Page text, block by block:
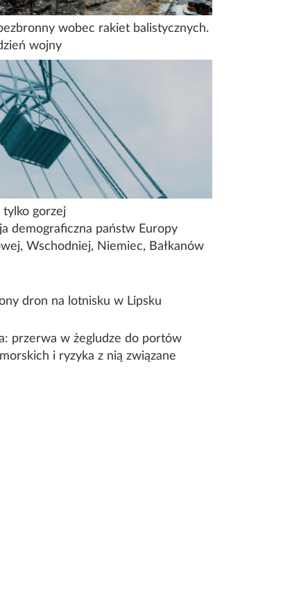
wobec rakiet balistycznych.
wojny
tylko gorzej
demograficzna państw Europy
Wschodniej, Niemiec, Bałkanów
dron na lotnisku w Lipsku
przerwa w żegludze do portów
i ryzyka z nią związane